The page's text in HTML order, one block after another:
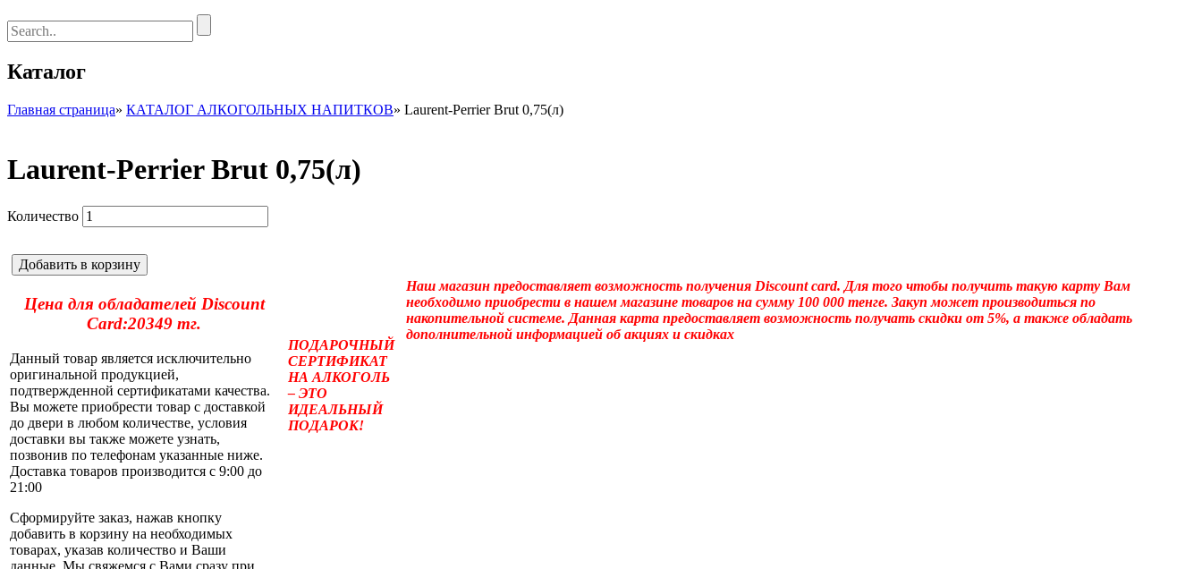
Каталог
Главная страница» КАТАЛОГ АЛКОГОЛЬНЫХ НАПИТКОВ» Laurent-Perrier Brut 0,75(л)
Laurent-Perrier Brut 0,75(л)
Количество
Добавить в корзину
Цена для обладателей Discount
Card:20349 тг.
Данный товар является исключительно
оригинальной продукцией,
подтвержденной сертификатами качества.
Вы можете приобрести товар с доставкой
до двери в любом количестве, условия
доставки вы также можете узнать,
позвонив по телефонам указанные ниже.
Доставка товаров производится с 9:00 до
21:00
Сформируйте заказ, нажав кнопку
добавить в корзину на необходимых
товарах, указав количество и Ваши
ПОДАРОЧНЫЙ
СЕРТИФИКАТ
НА АЛКОГОЛЬ
– ЭТО
ИДЕАЛЬНЫЙ
ПОДАРОК!
Наш магазин предоставляет возможность получения Discount card. Для того чтобы получить такую карту Вам
необходимо приобрести в нашем магазине товаров на сумму 100 000 тенге. Закуп может производиться по
накопительной системе. Данная карта предоставляет возможность получать скидки от 5%, а также обладать
дополнительной информацией об акциях и скидках